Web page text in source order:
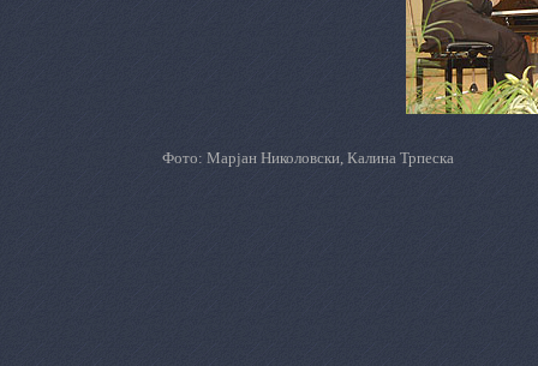
Фото: Марјан Николовски, Калина Трпеска